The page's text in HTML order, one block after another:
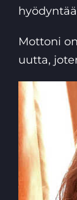
Mottoni
uutta,